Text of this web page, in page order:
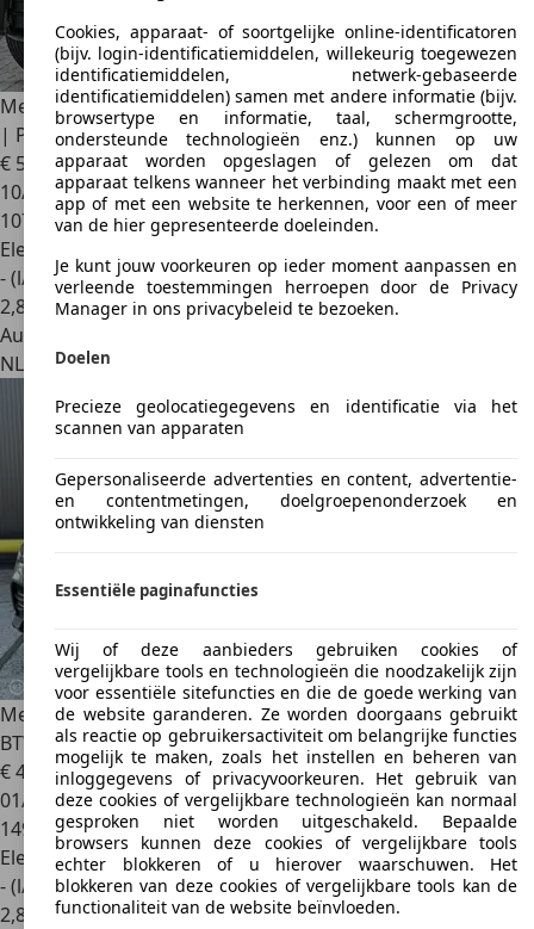
Mercedes-Benz GLE 350de 4MATIC Premium Plus AMG Line
| Panoramadak | Bu
€ 50.9001
10/2021
107.545 km
Elektro/Diesel
- (l/100 km)
2,8
Autobedrijf
NL 3845 MBHarderwijk
Mercedes-Benz GLE 350de AMG-NIGHT PAKKET BOMVOL
BTW
€ 49.9991
01/2022
149.888 km
Elektro/Diesel
- (l/100 km)
2,8
Cookies, apparaat- of soortgelijke online-identificatoren
(bijv. login-identificatiemiddelen, willekeurig toegewezen
identificatiemiddelen, netwerk-gebaseerde
identificatiemiddelen) samen met andere informatie (bijv.
browsertype en informatie, taal, schermgrootte,
ondersteunde technologieën enz.) kunnen op uw
apparaat worden opgeslagen of gelezen om dat
apparaat telkens wanneer het verbinding maakt met een
app of met een website te herkennen, voor een of meer
van de hier gepresenteerde doeleinden.
Je kunt jouw voorkeuren op ieder moment aanpassen en
verleende toestemmingen herroepen door de Privacy
Manager in ons privacybeleid te bezoeken.
Doelen
Precieze geolocatiegegevens en identificatie via het
scannen van apparaten
Gepersonaliseerde advertenties en content, advertentie-
en contentmetingen, doelgroepenonderzoek en
ontwikkeling van diensten
Essentiële paginafuncties
Wij of deze aanbieders gebruiken cookies of
vergelijkbare tools en technologieën die noodzakelijk zijn
voor essentiële sitefuncties en die de goede werking van
de website garanderen. Ze worden doorgaans gebruikt
als reactie op gebruikersactiviteit om belangrijke functies
mogelijk te maken, zoals het instellen en beheren van
inloggegevens of privacyvoorkeuren. Het gebruik van
deze cookies of vergelijkbare technologieën kan normaal
gesproken niet worden uitgeschakeld. Bepaalde
browsers kunnen deze cookies of vergelijkbare tools
echter blokkeren of u hierover waarschuwen. Het
blokkeren van deze cookies of vergelijkbare tools kan de
functionaliteit van de website beïnvloeden.